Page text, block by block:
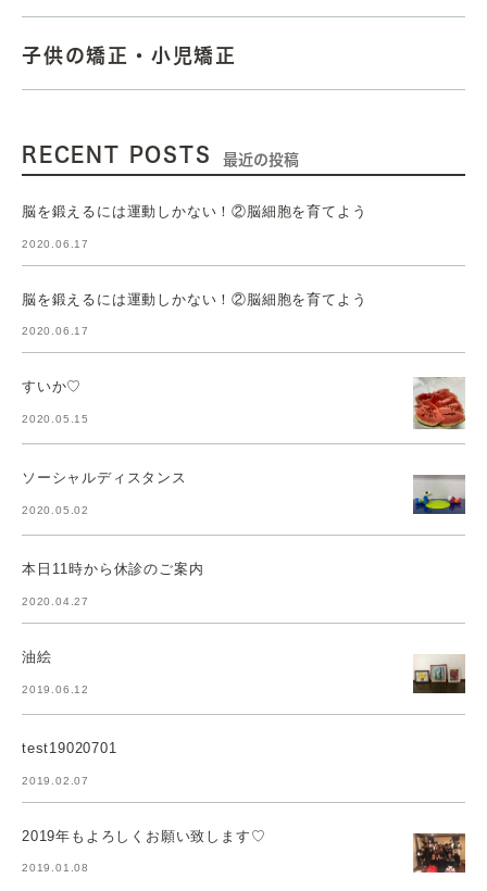
子供の矯正・小児矯正
RECENT POSTS 最近の投稿
脳を鍛えるには運動しかない！②脳細胞を育てよう
2020.06.17
脳を鍛えるには運動しかない！②脳細胞を育てよう
2020.06.17
すいか♡
2020.05.15
ソーシャルディスタンス
2020.05.02
本日11時から休診のご案内
2020.04.27
油絵
2019.06.12
test19020701
2019.02.07
2019年もよろしくお願い致します♡
2019.01.08